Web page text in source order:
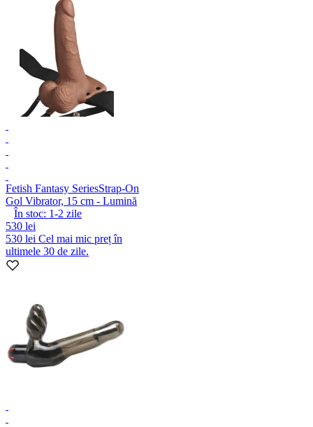
Fetish Fantasy SeriesStrap-On
Gol Vibrator, 15 cm - Lumină
În stoc: 1-2 zile
530 lei
530 lei Cel mai mic preț în
ultimele 30 de zile.